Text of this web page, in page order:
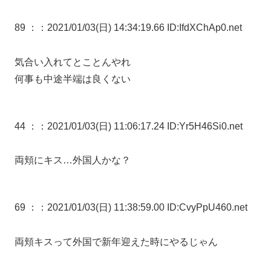
89 ： ：2021/01/03(日) 14:34:19.66 ID:IfdXChAp0.net
気合い入れてとことんやれ
何事も中途半端は良くない
44 ： ：2021/01/03(日) 11:06:17.24 ID:Yr5H46Si0.net
両頬にキス…外国人かな？
69 ： ：2021/01/03(日) 11:38:59.00 ID:CvyPpU460.net
両頬キスって外国で新年迎えた時にやるじゃん